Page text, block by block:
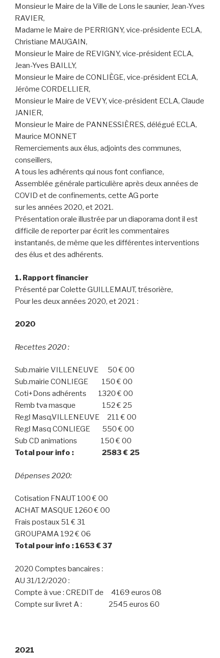
Monsieur le Maire de la Ville de Lons le saunier, Jean-Yves
RAVIER,
Madame le Maire de PERRIGNY, vice-présidente ECLA,
Christiane MAUGAIN,
Monsieur le Maire de REVIGNY, vice-président ECLA,
Jean-Yves BAILLY,
Monsieur le Maire de CONLIÈGE, vice-président ECLA,
Jérôme CORDELLIER,
Monsieur le Maire de VEVY, vice-président ECLA, Claude
JANIER,
Monsieur le Maire de PANNESSIÈRES, délégué ECLA,
Maurice MONNET
Remerciements aux élus, adjoints des communes,
conseillers,
A tous les adhérents qui nous font confiance,
Assemblée générale particulière après deux années de
COVID et de confinements, cette AG porte
sur les années 2020, et 2021.
Présentation orale illustrée par un diaporama dont il est
difficile de reporter par écrit les commentaires
instantanés, de même que les différentes interventions
des élus et des adhérents.
1. Rapport financier
Présenté par Colette GUILLEMAUT, trésorière,
Pour les deux années 2020, et 2021 :
2020
Recettes 2020 :
Sub.mairie VILLENEUVE 50 € 00
Sub.mairie CONLIEGE 150 € 00
Coti+Dons adhérents 1320 € 00
Remb tva masque 152 € 25
Regl Masq.VILLENEUVE 211 € 00
Regl Masq CONLIEGE 550 € 00
Sub CD animations 150 € 00
Total pour info : 2583 € 25
Dépenses 2020:
Cotisation FNAUT 100 € 00
ACHAT MASQUE 1260 € 00
Frais postaux 51 € 31
GROUPAMA 192 € 06
Total pour info : 1653 € 37
2020 Comptes bancaires :
AU 31/12/2020 :
Compte à vue : CREDIT de 4169 euros 08
Compte sur livret A : 2545 euros 60
2021